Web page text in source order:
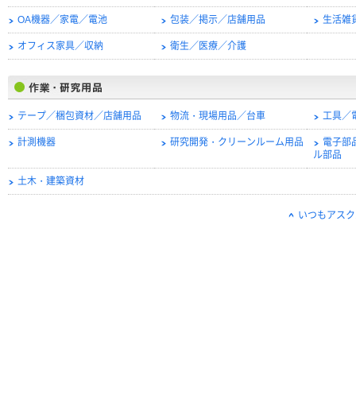
OA機器／家電／電池 包装／掲示／店舗用品 生活雑
オフィス家具／収納 衛生／医療／介護
テープ／梱包資材／店舗用品 物流・現場用品／台車 工具／
計測機器 研究開発・クリーンルーム用品
電子部
ル部品
土木・建築資材
いつもアス